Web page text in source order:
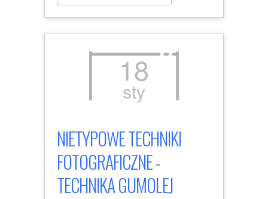
18
sty
NIETYPOWE TECHNIKI
FOTOGRAFICZNE -
TECHNIKA GUMOLEJ